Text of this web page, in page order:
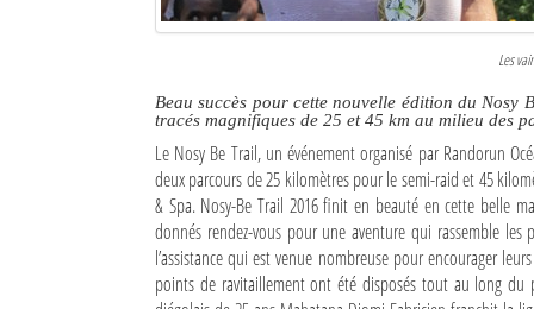
Les
Beau succès pour cette nouvelle édition du Nosy
tracés magnifiques de 25 et 45 km au milieu des
Le Nosy Be Trail, un événement organisé par Randorun
deux parcours de 25 kilomètres pour le semi-raid et 45
& Spa. Nosy-Be Trail 2016 finit en beauté en cette belle
donnés rendez-vous pour une aventure qui rassemble
l’assistance qui est venue nombreuse pour encourager
points de ravitaillement ont été disposés tout au long du